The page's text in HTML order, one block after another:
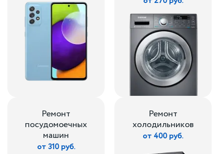
Ремонт
посудомоечных
машин
от 310 руб.
Ремонт
холодильников
от 400 руб.